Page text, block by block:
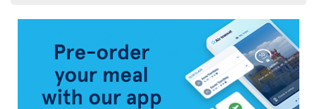
Transat